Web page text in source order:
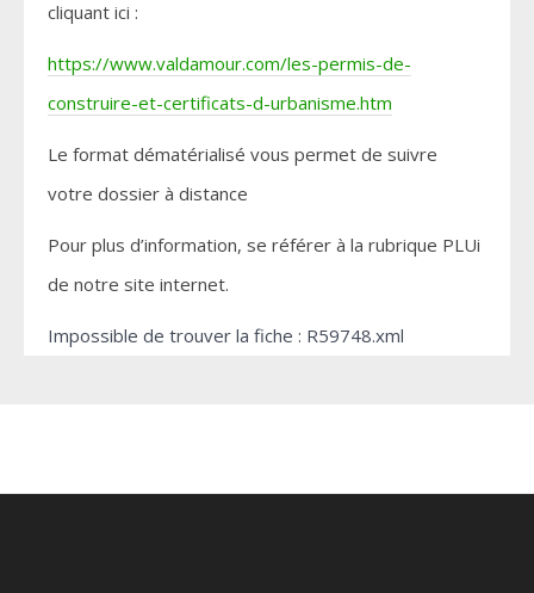
cliquant ici :
https://www.valdamour.com/les-permis-de-
construire-et-certificats-d-urbanisme.htm
Le format dématérialisé vous permet de suivre
votre dossier à distance
Pour plus d’information, se référer à la rubrique PLUi
de notre site internet.
Impossible de trouver la fiche : R59748.xml